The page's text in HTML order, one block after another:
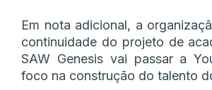
Em nota adicional, a
continuidade do projeto de
SAW Genesis vai passar a
foco na construção do talento